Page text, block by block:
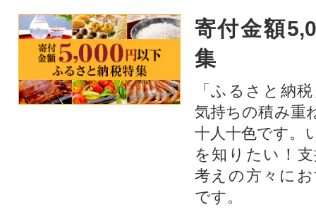
寄付金額
集
「ふるさと納
気持ちの積み重
十人十色です。
を知りたい！
考えの方々に
です。